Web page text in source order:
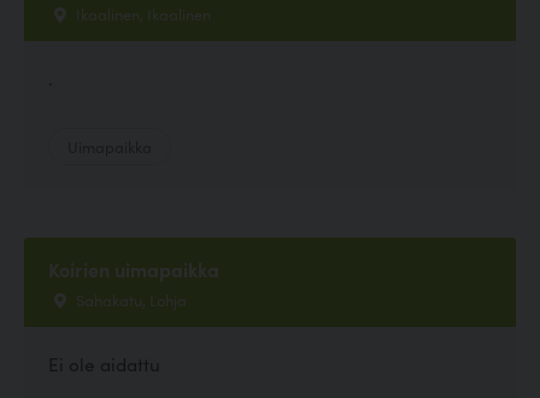
Ikaalinen, Ikaalinen
Koirien uimapaikka
Sahakatu, Lohja
Ei ole aidattu